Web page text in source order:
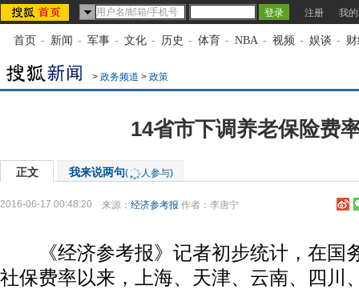
注册 我
首页 - 新闻 - 军事 - 文化 - 历史 - 体育 - NBA - 视频 - 娱谈 -
> 政务频道 > 政策
14省市下调养老保险费
正文 我来说两句( 人参与)
2016-06-17 00:48:20 来源： 经济参考报 作者：李唐宁
《经济参考报》记者初步统计，在国
社保费率以来，上海、天津、云南、四川